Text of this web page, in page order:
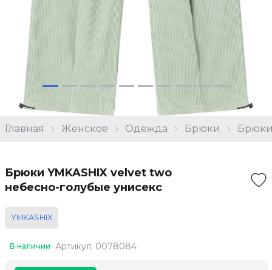
Главная Женское Одежда Брюки Брюки
Брюки YMKASHIX velvet two
небесно-голубые унисекс
YMKASHIX
В наличии Артикул: 0078084